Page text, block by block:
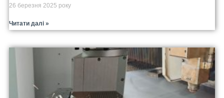
26 березня 2025 року
Читати далі »